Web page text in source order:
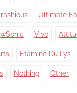
Ultimate
Vivo
Etamine Du Lys
Nothing Other